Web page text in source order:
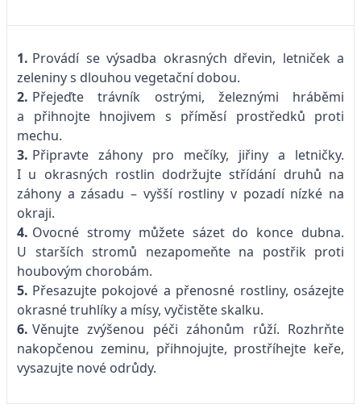
1. Provádí se výsadba okrasných dřevin, letniček a
zeleniny s dlouhou vegetační dobou.
2. Přejeďte trávník ostrými, železnými hráběmi
a přihnojte hnojivem s příměsí prostředků proti
mechu.
3. Připravte záhony pro mečíky, jiřiny a letničky.
I u okrasných rostlin dodržujte střídání druhů na
záhony a zásadu – vyšší rostliny v pozadí nízké na
okraji.
4. Ovocné stromy můžete sázet do konce dubna.
U starších stromů nezapomeňte na postřik proti
houbovým chorobám.
5. Přesazujte pokojové a přenosné rostliny, osázejte
okrasné truhlíky a mísy, vyčistěte skalku.
6. Věnujte zvýšenou péči záhonům růží. Rozhrňte
nakopčenou zeminu, přihnojujte, prostříhejte keře,
vysazujte nové odrůdy.